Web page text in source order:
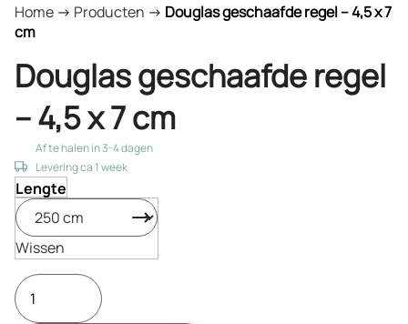
Home -> Producten -> Douglas geschaafde regel – 4,5 x 7
cm
Douglas geschaafde regel
– 4,5 x 7 cm
Af te halen in 3-4 dagen
Levering ca 1 week
Lengte
Wissen